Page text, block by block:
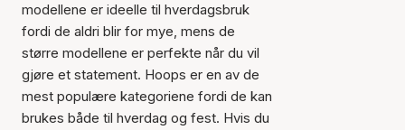
modellene er ideelle til hverdagsbruk
fordi de aldri blir for mye, mens de
større modellene er perfekte når du vil
gjøre et statement. Hoops er en av de
mest populære kategoriene fordi de kan
brukes både til hverdag og fest. Hvis du